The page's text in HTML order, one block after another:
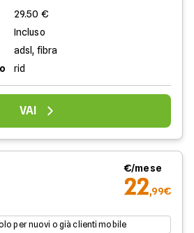
29.50 €
Incluso
adsl, fibra
rid
VAI
€/mese
22,99€
per nuovi o già clienti mobile